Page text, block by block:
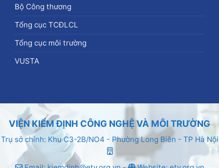
Bộ Công thương
Tổng cục TCĐLCL
Tổng cục môi trường
VUSTA
VIỆN KIỂM ĐỊNH CÔNG NGHỆ VÀ MÔI TRƯỜNG
Trụ sở chính: Khu C3-2B/NO4 - Phường Long Biên - TP Hà Nội